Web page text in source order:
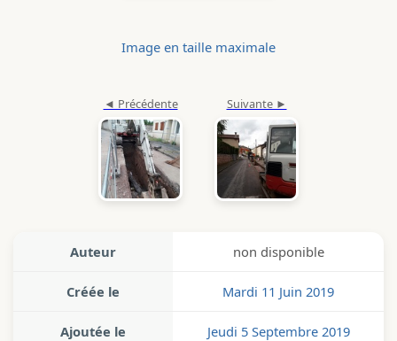
Image en taille maximale
Auteur non disponible
Créée le Mardi 11 Juin 2019
Ajoutée le Jeudi 5 Septembre 2019